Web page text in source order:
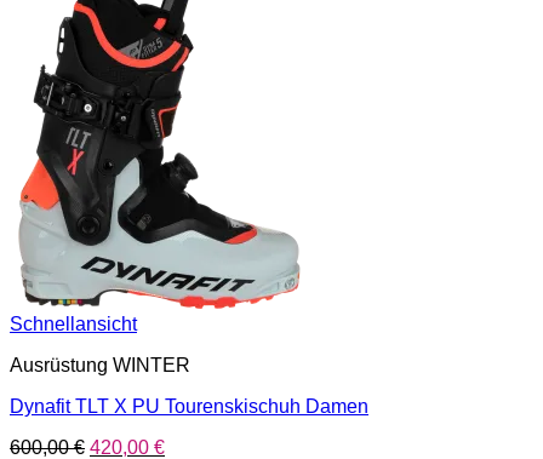
Schnellansicht
Ausrüstung WINTER
Dynafit TLT X PU Tourenskischuh Damen
600,00€ Ursprünglicher
420,00 €Aktueller